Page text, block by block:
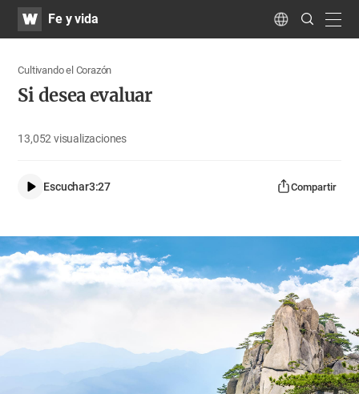
WATVFe y vida Language
Search
Submit
Cultivando el Corazón
Si desea evaluar
13,052visualizaciones
Escuchar3:27 Compartir